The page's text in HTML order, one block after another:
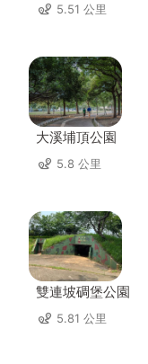
5.51 公里
大溪埔頂公園
5.8 公里
雙連坡碉堡公園
5.81 公里